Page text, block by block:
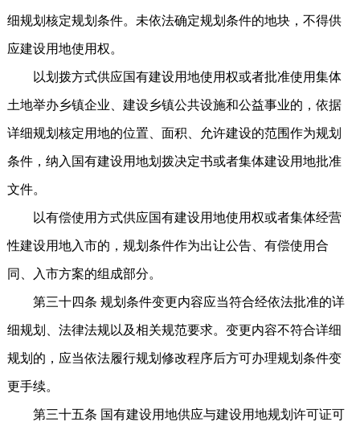
细规划核定规划条件。未依法确定规划条件的地块，不得供
应建设用地使用权。
以划拨方式供应国有建设用地使用权或者批准使用集体
土地举办乡镇企业、建设乡镇公共设施和公益事业的，依据
详细规划核定用地的位置、面积、允许建设的范围作为规划
条件，纳入国有建设用地划拨决定书或者集体建设用地批准
文件。
以有偿使用方式供应国有建设用地使用权或者集体经营
性建设用地入市的，规划条件作为出让公告、有偿使用合
同、入市方案的组成部分。
第三十四条 规划条件变更内容应当符合经依法批准的详
细规划、法律法规以及相关规范要求。变更内容不符合详细
规划的，应当依法履行规划修改程序后方可办理规划条件变
更手续。
第三十五条 国有建设用地供应与建设用地规划许可证可